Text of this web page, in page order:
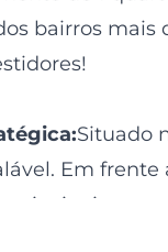
bairros mais
Situado
Em frente
principais